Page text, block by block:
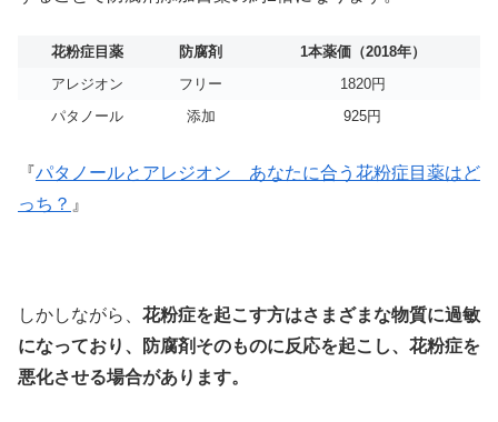
花粉症目薬 防腐剤
1本薬価（2018年）
アレジオン
フリー
1820円
パタノール
添加 925円
『パタノールとアレジオン あなたに合う花粉症目薬はど
っち？ 』
しかしながら、 花粉症を起こす方はさまざまな物質に過敏
になっており、防腐剤そのものに反応を起こし、花粉症を
悪化させる場合があります。